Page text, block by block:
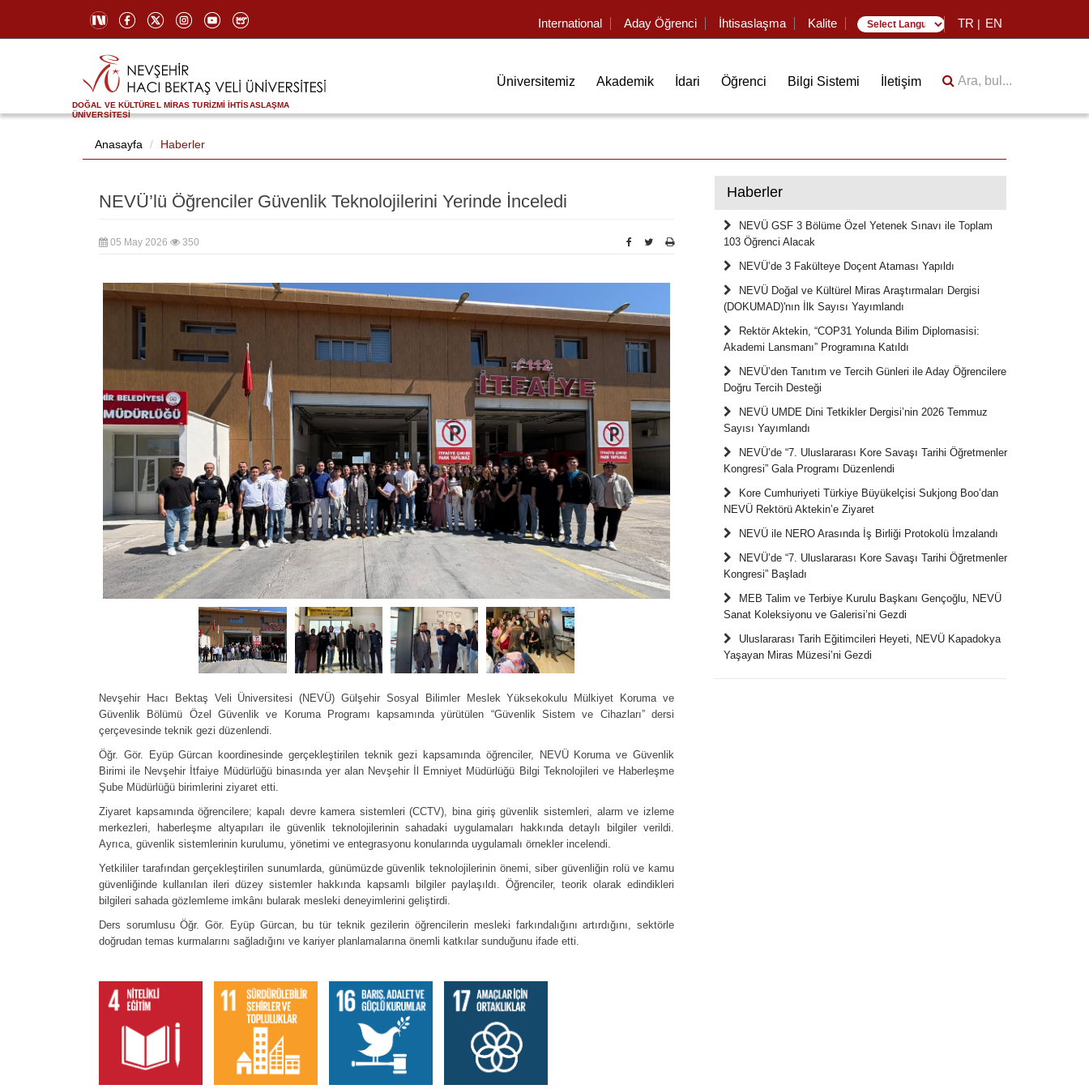
International Aday Öğrenci İhtisaslaşma Kalite TR | EN
DOĞAL VE KÜLTÜREL MİRAS TURİZMİ İHTİSASLAŞMA
ÜNİVERSİTESİ
Üniversitemiz Akademik İdari Öğrenci Bilgi Sistemi İletişim Ara, bul...
Anasayfa Haberler
NEVÜ’lü Öğrenciler Güvenlik Teknolojilerini Yerinde İnceledi
05 May 2026 350
Nevşehir Hacı Bektaş Veli Üniversitesi (NEVÜ) Gülşehir Sosyal Bilimler Meslek Yüksekokulu Mülkiyet Koruma ve
Güvenlik Bölümü Özel Güvenlik ve Koruma Programı kapsamında yürütülen “Güvenlik Sistem ve Cihazları” dersi
çerçevesinde teknik gezi düzenlendi.
Öğr. Gör. Eyüp Gürcan koordinesinde gerçekleştirilen teknik gezi kapsamında öğrenciler, NEVÜ Koruma ve Güvenlik
Birimi ile Nevşehir İtfaiye Müdürlüğü binasında yer alan Nevşehir İl Emniyet Müdürlüğü Bilgi Teknolojileri ve Haberleşme
Şube Müdürlüğü birimlerini ziyaret etti.
Ziyaret kapsamında öğrencilere; kapalı devre kamera sistemleri (CCTV), bina giriş güvenlik sistemleri, alarm ve izleme
merkezleri, haberleşme altyapıları ile güvenlik teknolojilerinin sahadaki uygulamaları hakkında detaylı bilgiler verildi.
Ayrıca, güvenlik sistemlerinin kurulumu, yönetimi ve entegrasyonu konularında uygulamalı örnekler incelendi.
Yetkililer tarafından gerçekleştirilen sunumlarda, günümüzde güvenlik teknolojilerinin önemi, siber güvenliğin rolü ve kamu
güvenliğinde kullanılan ileri düzey sistemler hakkında kapsamlı bilgiler paylaşıldı. Öğrenciler, teorik olarak edindikleri
bilgileri sahada gözlemleme imkânı bularak mesleki deneyimlerini geliştirdi.
Ders sorumlusu Öğr. Gör. Eyüp Gürcan, bu tür teknik gezilerin öğrencilerin mesleki farkındalığını artırdığını, sektörle
doğrudan temas kurmalarını sağladığını ve kariyer planlamalarına önemli katkılar sunduğunu ifade etti.
Haberler
NEVÜ GSF 3 Bölüme Özel Yetenek Sınavı ile Toplam
103 Öğrenci Alacak
NEVÜ’de 3 Fakülteye Doçent Ataması Yapıldı
NEVÜ Doğal ve Kültürel Miras Araştırmaları Dergisi
(DOKUMAD)'nın İlk Sayısı Yayımlandı
Rektör Aktekin, “COP31 Yolunda Bilim Diplomasisi:
Akademi Lansmanı” Programına Katıldı
NEVÜ’den Tanıtım ve Tercih Günleri ile Aday Öğrencilere
Doğru Tercih Desteği
NEVÜ UMDE Dini Tetkikler Dergisi’nin 2026 Temmuz
Sayısı Yayımlandı
NEVÜ’de “7. Uluslararası Kore Savaşı Tarihi Öğretmenler
Kongresi” Gala Programı Düzenlendi
Kore Cumhuriyeti Türkiye Büyükelçisi Sukjong Boo’dan
NEVÜ Rektörü Aktekin’e Ziyaret
NEVÜ ile NERO Arasında İş Birliği Protokolü İmzalandı
NEVÜ’de “7. Uluslararası Kore Savaşı Tarihi Öğretmenler
Kongresi” Başladı
MEB Talim ve Terbiye Kurulu Başkanı Gençoğlu, NEVÜ
Sanat Koleksiyonu ve Galerisi’ni Gezdi
Uluslararası Tarih Eğitimcileri Heyeti, NEVÜ Kapadokya
Yaşayan Miras Müzesi’ni Gezdi